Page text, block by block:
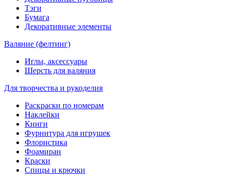
Тэги
Бумага
Декоративные элементы
Валяние (фелтинг)
Иглы, аксессуары
Шерсть для валяния
Для творчества и рукоделия
Раскраски по номерам
Наклейки
Книги
Фурнитура для игрушек
Флористика
Фоамиран
Краски
Спицы и крючки